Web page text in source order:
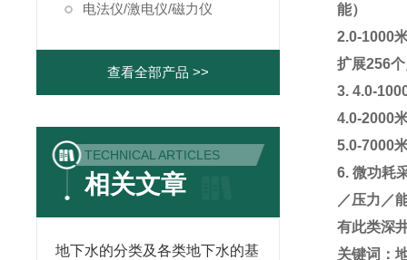
电法仪/激电仪/磁力仪
查看全部产品 >>
TECHNICAL ARTICLES
相关文章
地下水的分类及各类地下水的基
能）
2.0-1000
扩展256
3. 4.0-
4.0-2000
5.0-7000
6.微功耗
／压力／
有此类深
关键词：